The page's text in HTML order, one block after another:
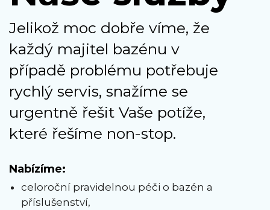
Jelikož moc dobře víme, že
každý majitel bazénu v
případě problému potřebuje
rychlý servis, snažíme se
urgentně řešit Vaše potíže,
které řešíme non-stop.
Nabízíme:
celoroční pravidelnou péči o bazén a
příslušenství,